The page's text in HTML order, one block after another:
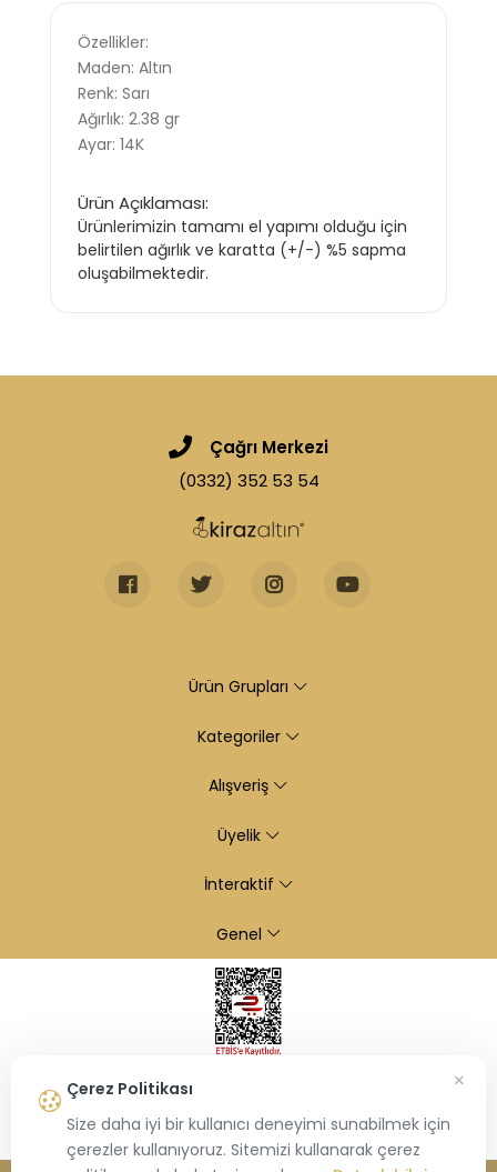
Özellikler:
Maden: Altın
Renk: Sarı
Ağırlık: 2.38 gr
Ayar: 14K
Ürün Açıklaması:
Ürünlerimizin tamamı el yapımı olduğu için
belirtilen ağırlık ve karatta (+/-) %5 sapma
oluşabilmektedir.
Çağrı Merkezi
(0332) 352 53 54
Ürün Grupları
Kategoriler
Alışveriş
Üyelik
İnteraktif
Genel
Çerez Politikası
Size daha iyi bir kullanıcı deneyimi sunabilmek için
çerezler kullanıyoruz. Sitemizi kullanarak çerez
×